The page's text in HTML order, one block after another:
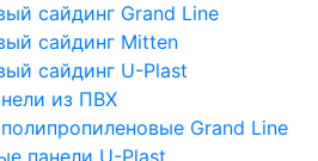
сайдинг Grand Line
сайдинг Mitten
сайдинг U-Plast
из ПВХ
Grand Line